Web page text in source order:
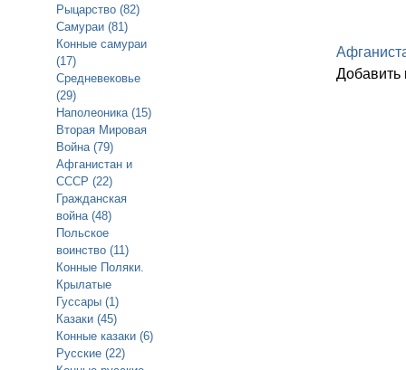
Рыцарство (82)
Самураи (81)
Конные самураи
(17)
Средневековье
(29)
Наполеоника (15)
Вторая Мировая
Война (79)
Афганистан и
СССР (22)
Гражданская
война (48)
Польское
воинство (11)
Конные Поляки.
Крылатые
Гуссары (1)
Казаки (45)
Конные казаки (6)
Русские (22)
Добавить